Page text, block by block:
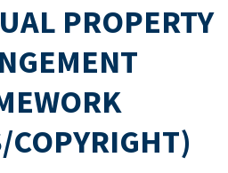
PROPERTY
COPYRIGHT)